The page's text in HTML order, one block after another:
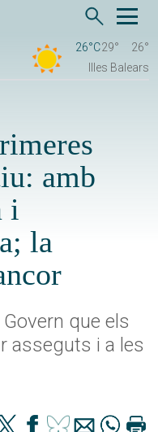
26°C29°
26°
Illes Balears
amb
i
la
que els
asseguts i a les